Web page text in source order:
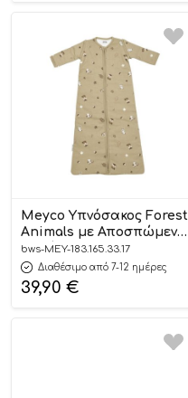
Meyco Υπνόσακος Forest
Animals με Αποσπώμενα
Μανίκια 60cm
bws-MEY-183.165.33.17
Διαθέσιμο από 7-12 ημέρες
39,90 €